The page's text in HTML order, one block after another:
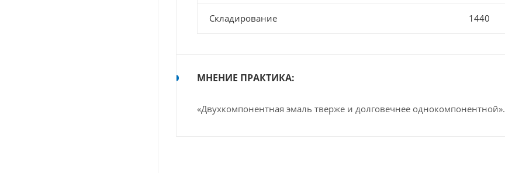
Складирование 1440
МНЕНИЕ ПРАКТИКА:
«Двухкомпонентная эмаль тверже и долговечнее однокомпонентной».